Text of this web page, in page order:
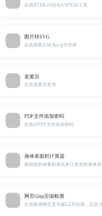
在线HTML代码与ASP互转工具
图片转SVG
在线将图片转为svg字符串
老黄历
在线老黄历查询
PDF文件添加密码
在线对PDF文件添加密码
身体表面积计算器
根据您的体重和身高来计算您的身体表
网页Gzip压缩检测
在页检测网页是否被GZIP压缩，以及